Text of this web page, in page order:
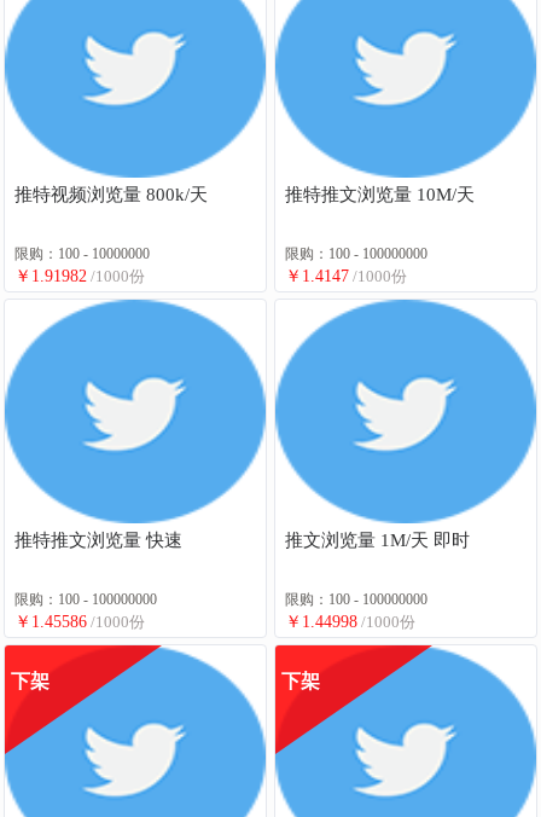
推特视频浏览量 800k/天
限购：100 - 10000000
￥1.91982 /1000份
推特推文浏览量 10M/天
限购：100 - 100000000
￥1.4147 /1000份
推特推文浏览量 快速
限购：100 - 100000000
￥1.45586 /1000份
推文浏览量 1M/天 即时
限购：100 - 100000000
￥1.44998 /1000份
下架 下架